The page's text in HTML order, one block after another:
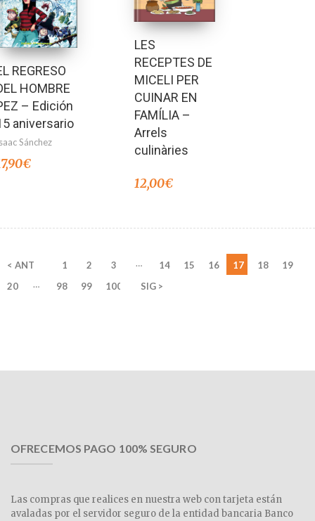
REGRESO
HOMBRE
– Edición
aniversario
Sánchez
€
LES
RECEPTES DE
MICELI PER
CUINAR EN
FAMÍLIA –
Arrels
culinàries
12,00€
< ANT 1 2 3 … 14 15 16 17 18
19
20
… 98 99 100 SIG >
OFRECEMOS PAGO 100% SEGURO
Las compras que realices en nuestra web con tarjeta están
avaladas por el servidor seguro de la entidad bancaria Banco